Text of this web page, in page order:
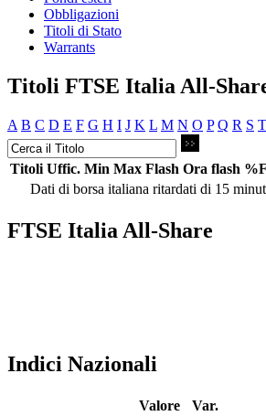
Obbligazioni
Titoli di Stato
Warrants
Titoli FTSE Italia All-
A B C D E F G H I J K L M N O P Q R S T
Titoli Uffic. Min Max Flash Ora flash
Dati di borsa italiana ritardati di 15
FTSE Italia All-Share
Indici Nazionali
Valore
Var.